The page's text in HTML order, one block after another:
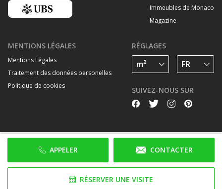
APPELER CONTACTER
RÉSERVER UNE VISITE
Immeubles de Monaco
Magazine
MENTIONS LÉGALES
Mentions Légales
Traitement des données personelles
Politique de cookies
RÉGLAGES
SUIVEZ-NOUS SUR